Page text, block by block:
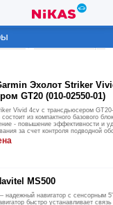
Эхолот Striker
GT20 (010-02550-01)
Vivid 4cv с трансдьюсером
из компактного базового
- повышение эффективности и
за счет контроля подводной
MS500
надежный навигатор с сенсорным
быстро устанавливает